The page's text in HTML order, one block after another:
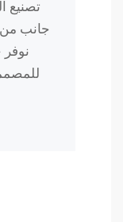
تصنيع
جانب من